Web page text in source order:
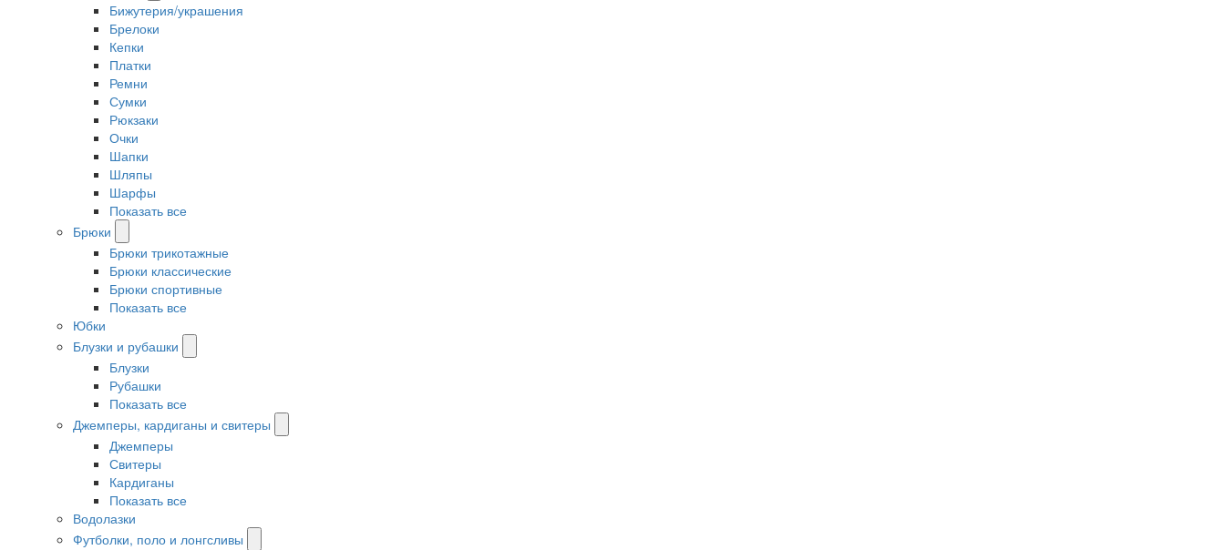
Бижутерия/украшения
Брелоки
Кепки
Платки
Ремни
Сумки
Рюкзаки
Очки
Шапки
Шляпы
Шарфы
Показать все
Брюки
Брюки трикотажные
Брюки классические
Брюки спортивные
Показать все
Юбки
Блузки и рубашки
Блузки
Рубашки
Показать все
Джемперы, кардиганы и свитеры
Джемперы
Свитеры
Кардиганы
Показать все
Водолазки
Футболки, поло и лонгсливы